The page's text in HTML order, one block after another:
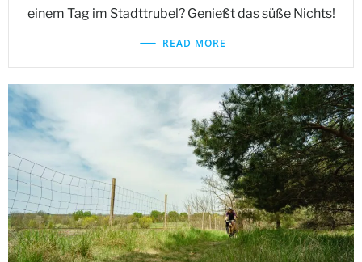
einem Tag im Stadttrubel? Genießt das süße Nichts!
READ MORE